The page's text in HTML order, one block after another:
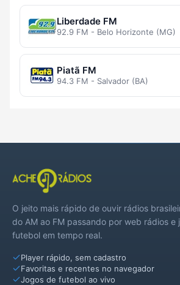
Liberdade FM
92.9 FM - Belo Horizonte (MG)
Piatã FM
94.3 FM - Salvador (BA)
O jeito mais rápido de ouvir rádios
do AM ao FM passando por web rádios e
futebol em tempo real.
Player rápido, sem cadastro
Favoritas e recentes no navegador
Jogos de futebol ao vivo